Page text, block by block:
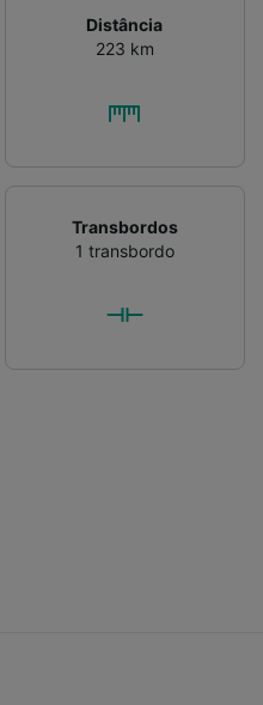
Distância
223 km
Transbordos
1 transbordo